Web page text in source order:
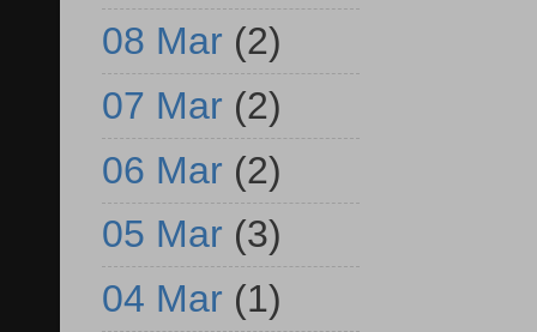
08 Mar (2)
07 Mar (2)
06 Mar (2)
05 Mar (3)
04 Mar (1)